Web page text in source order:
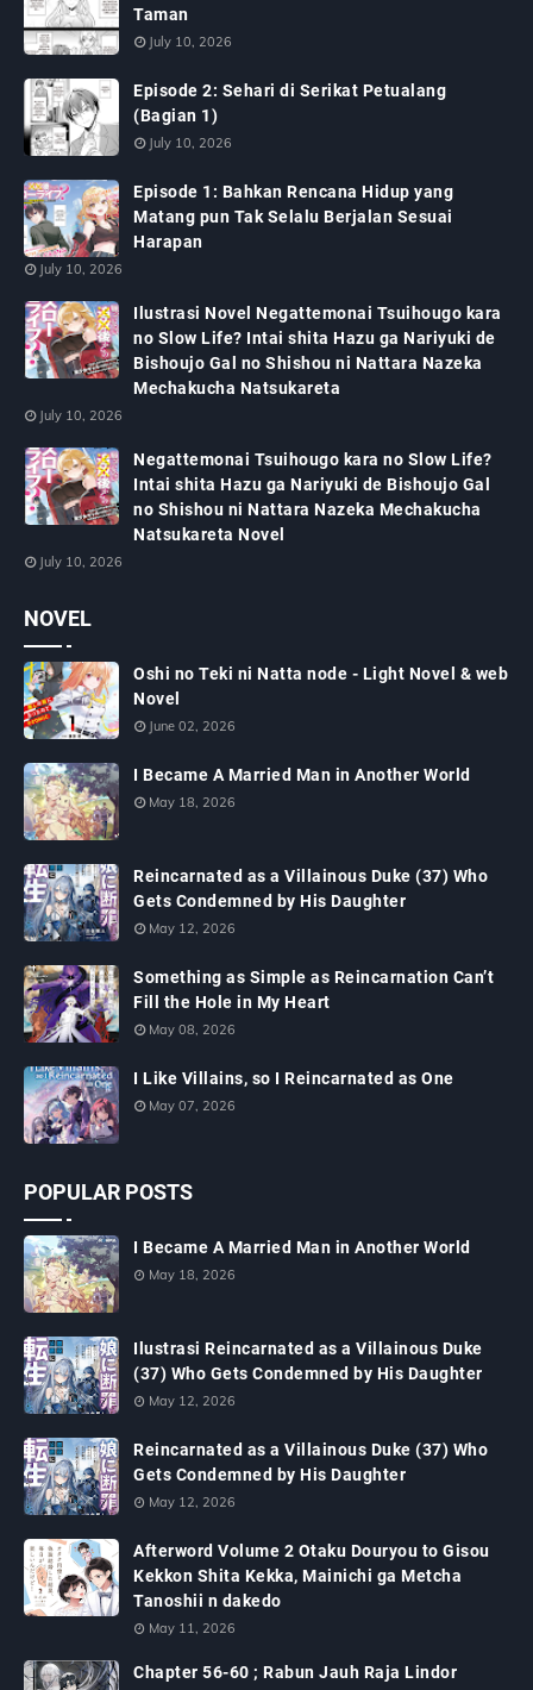
Taman
July 10, 2026
Episode 2: Sehari di Serikat Petualang
(Bagian 1)
July 10, 2026
Episode 1: Bahkan Rencana Hidup yang
Matang pun Tak Selalu Berjalan Sesuai
Harapan
July 10, 2026
Ilustrasi Novel Negattemonai Tsuihougo kara
no Slow Life? Intai shita Hazu ga Nariyuki de
Bishoujo Gal no Shishou ni Nattara Nazeka
Mechakucha Natsukareta
July 10, 2026
Negattemonai Tsuihougo kara no Slow Life?
Intai shita Hazu ga Nariyuki de Bishoujo Gal
no Shishou ni Nattara Nazeka Mechakucha
Natsukareta Novel
July 10, 2026
NOVEL
Oshi no Teki ni Natta node - Light Novel & web
Novel
June 02, 2026
I Became A Married Man in Another World
May 18, 2026
Reincarnated as a Villainous Duke (37) Who
Gets Condemned by His Daughter
May 12, 2026
Something as Simple as Reincarnation Can’t
Fill the Hole in My Heart
May 08, 2026
I Like Villains, so I Reincarnated as One
May 07, 2026
POPULAR POSTS
I Became A Married Man in Another World
May 18, 2026
Ilustrasi Reincarnated as a Villainous Duke
(37) Who Gets Condemned by His Daughter
May 12, 2026
Reincarnated as a Villainous Duke (37) Who
Gets Condemned by His Daughter
May 12, 2026
Afterword Volume 2 Otaku Douryou to Gisou
Kekkon Shita Kekka, Mainichi ga Metcha
Tanoshii n dakedo
May 11, 2026
Chapter 56-60 ; Rabun Jauh Raja Lindor